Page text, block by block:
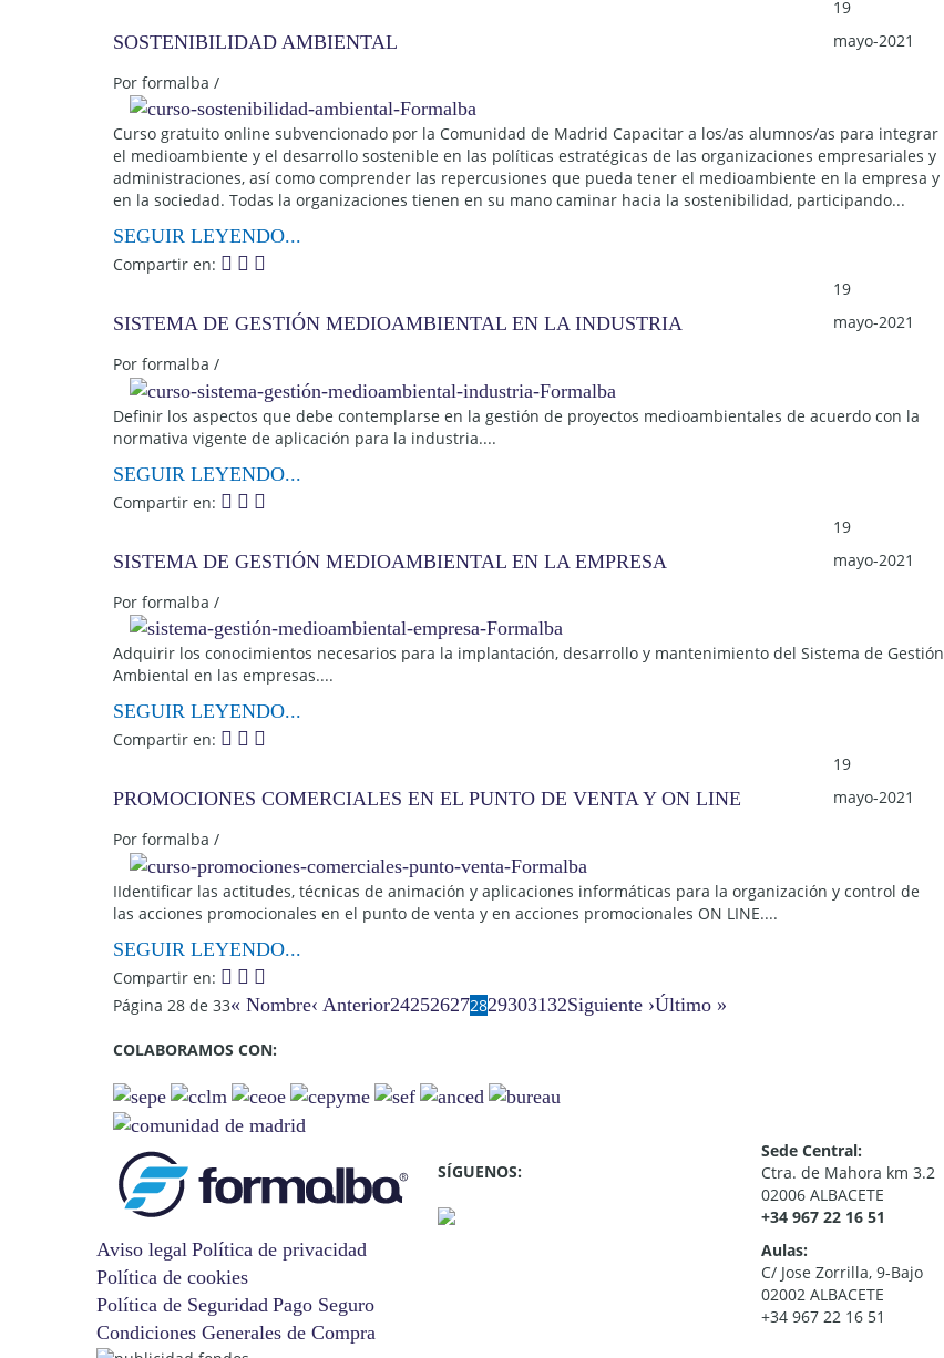
SOSTENIBILIDAD AMBIENTAL
Por formalba /
19
mayo-2021
Curso gratuito online subvencionado por la Comunidad de Madrid Capacitar a los/as alumnos/as para integrar
el medioambiente y el desarrollo sostenible en las políticas estratégicas de las organizaciones empresariales y
administraciones, así como comprender las repercusiones que pueda tener el medioambiente en la empresa y
en la sociedad. Todas la organizaciones tienen en su mano caminar hacia la sostenibilidad, participando...
SEGUIR LEYENDO...
Compartir en:
SISTEMA DE GESTIÓN MEDIOAMBIENTAL EN LA INDUSTRIA
Por formalba /
19
mayo-2021
Definir los aspectos que debe contemplarse en la gestión de proyectos medioambientales de acuerdo con la
normativa vigente de aplicación para la industria....
SEGUIR LEYENDO...
Compartir en:
SISTEMA DE GESTIÓN MEDIOAMBIENTAL EN LA EMPRESA
Por formalba /
19
mayo-2021
Adquirir los conocimientos necesarios para la implantación, desarrollo y mantenimiento del Sistema de Gestión
Ambiental en las empresas....
SEGUIR LEYENDO...
Compartir en:
PROMOCIONES COMERCIALES EN EL PUNTO DE VENTA Y ON LINE
Por formalba /
19
mayo-2021
IIdentificar las actitudes, técnicas de animación y aplicaciones informáticas para la organización y control de
las acciones promocionales en el punto de venta y en acciones promocionales ON LINE....
SEGUIR LEYENDO...
Compartir en:
Página 28 de 33« Nombre‹ Anterior242526272829303132Siguiente ›Último »
COLABORAMOS CON:
Aviso legal Política de privacidad
Política de cookies
Política de Seguridad Pago Seguro
Condiciones Generales de Compra
SÍGUENOS:
Sede Central:
Ctra. de Mahora km 3.2
02006 ALBACETE
+34 967 22 16 51
Aulas:
C/ Jose Zorrilla, 9-Bajo
02002 ALBACETE
+34 967 22 16 51